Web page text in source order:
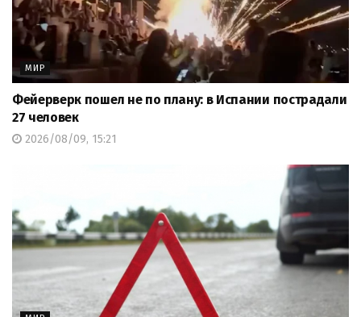
МИР
Фейерверк пошел не по плану: в Испании пострадали
27 человек
2026/08/09, 15:21